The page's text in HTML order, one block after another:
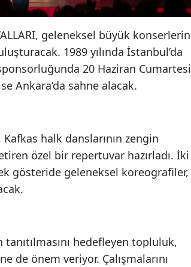
geleneksel büyük
1989 yılında İstanbul’da
20 Haziran Cumartesi
Ankara’da sahne alacak.
halk danslarının zengin
özel bir repertuvar hazırladı. İki
gösteride geleneksel koreografiler,
hedefleyen topluluk,
de önem veriyor. Çalışmalarını